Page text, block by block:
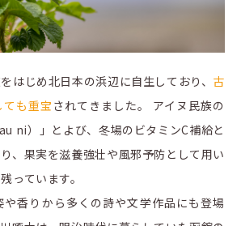
はじめ北日本の浜辺に自生しており、 古
ても重宝 されてきました。 アイヌ民族の
ni）」とよび、冬場のビタミンC補給と
、果実を滋養強壮や風邪予防として用い
っています。
や香りから多くの詩や文学作品にも登場